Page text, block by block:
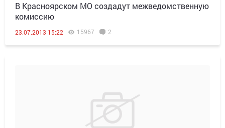
В Красноярском МО создадут межведомственную
комиссию
23.07.2013 15:22 15967 2